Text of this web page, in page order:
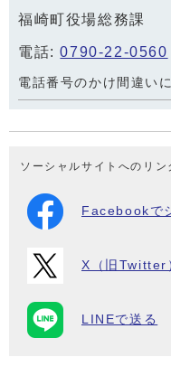
福崎町役場総務課
電話:0790-22-0560
電話番号のかけ間違い
ソーシャルサイトへのリ
Facebookで
X（旧Twitter
LINEで送る